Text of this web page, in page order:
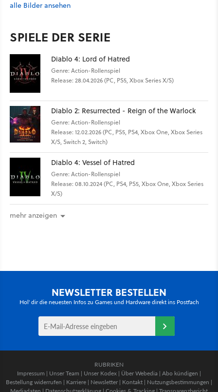
alle Bilder ansehen
SPIELE DER SERIE
Diablo 4: Lord of Hatred
Genre: Action-Rollenspiel
Release: 28.04.2026 (PC, PS5, Xbox Series X/S)
Diablo 2: Resurrected - Reign of the Warlock
Genre: Action-Rollenspiel
Release: 12.02.2026 (PC, PS5, PS4, Xbox One, Xbox Series
X/S, Switch 2, Switch)
Diablo 4: Vessel of Hatred
Genre: Action-Rollenspiel
Release: 08.10.2024 (PC, PS4, PS5, Xbox One, Xbox Series
X/S)
mehr anzeigen
NEWSLETTER BESTELLEN
Hol' dir die neuesten Infos zu Games und Hardware direkt ins Postfach
RUBRIKEN
Impressum | Unser Team | Unser Kodex | Über Webedia | Abo kündigen |
Bestellung widerrufen | Karriere | Newsletter | Kontakt | Nutzungsbestimmungen |